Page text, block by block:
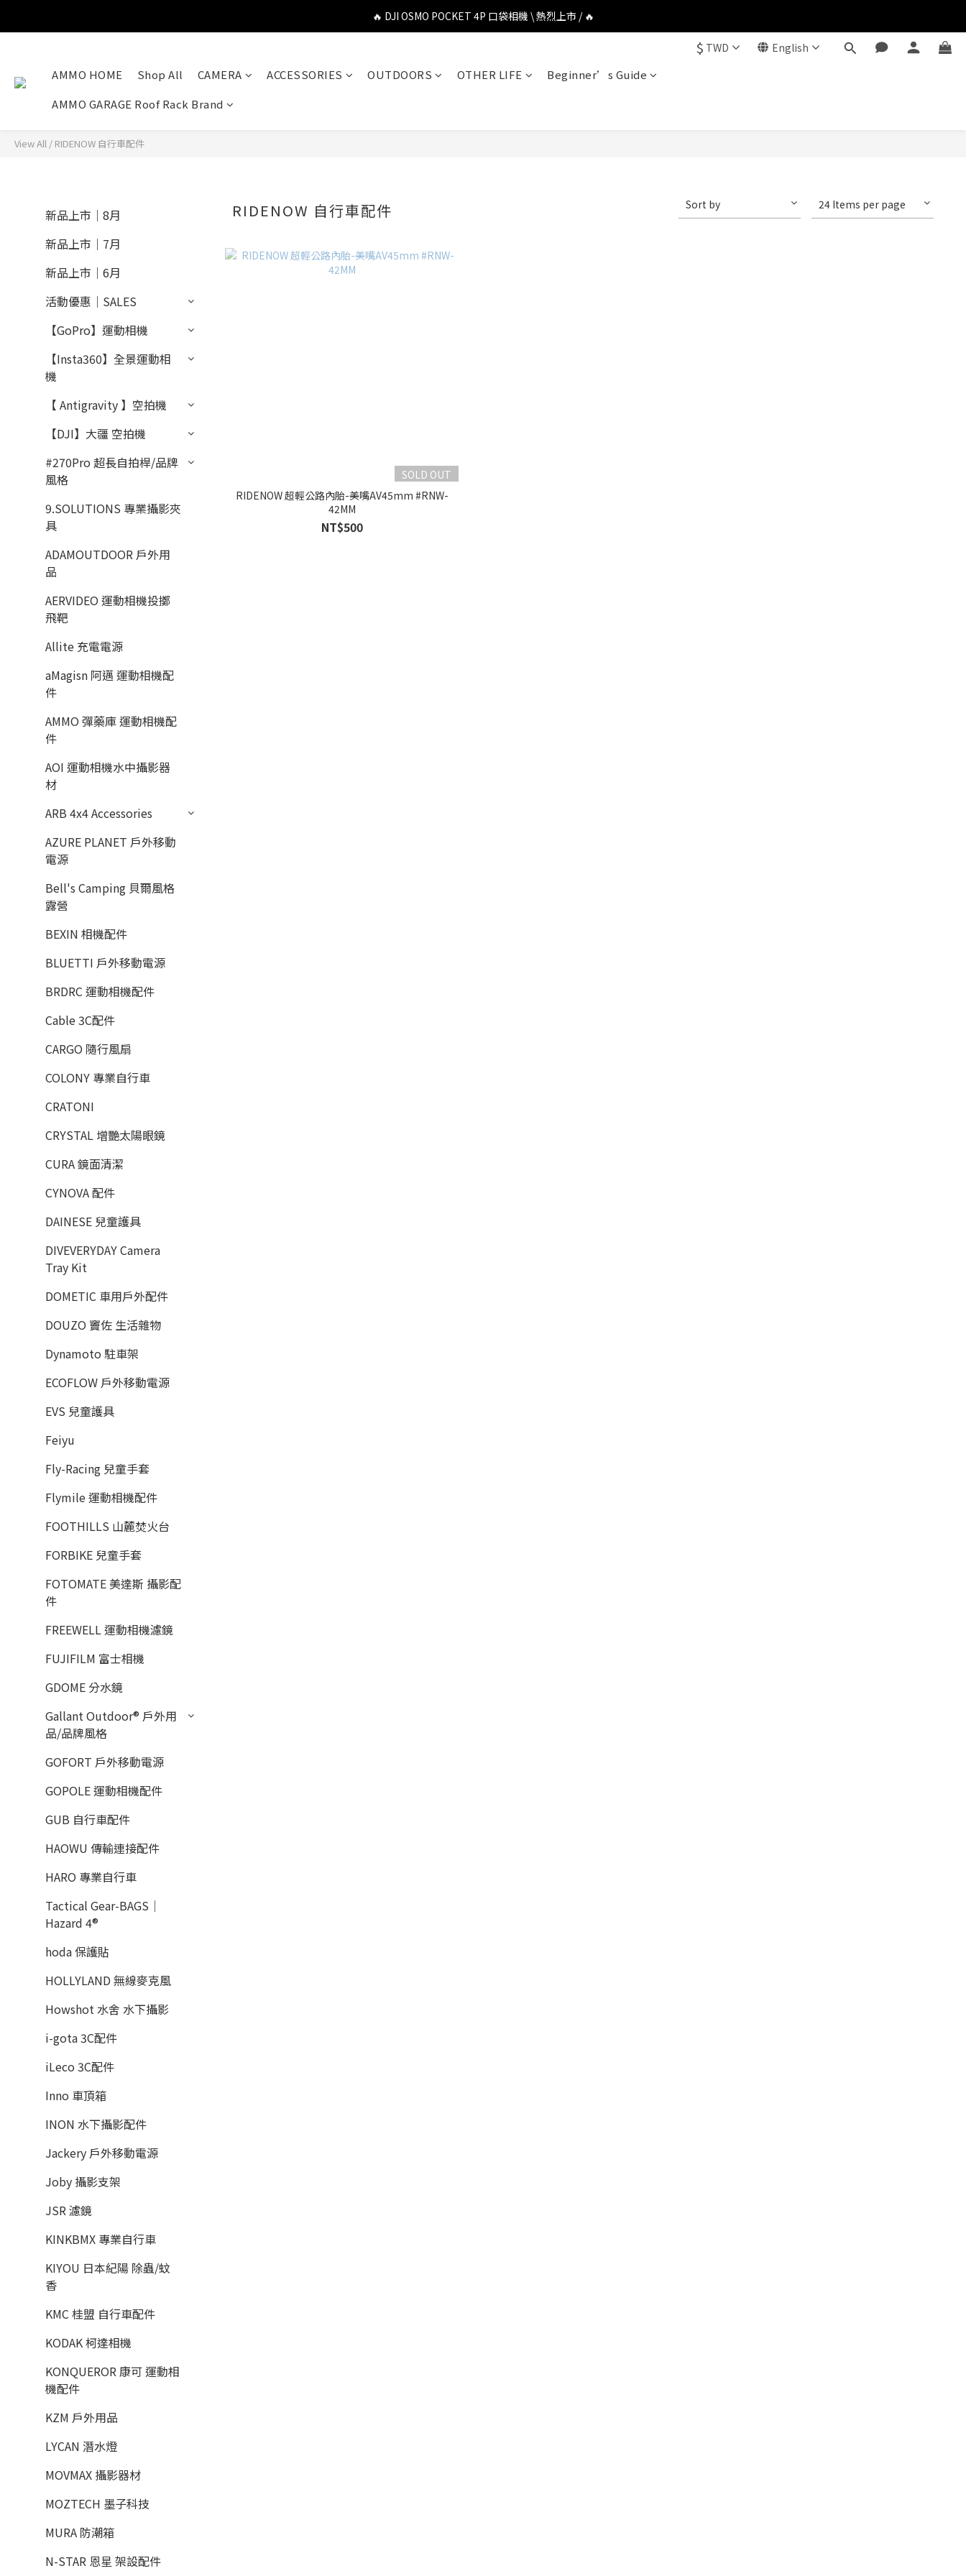
🔥 DJI OSMO POCKET 4P 口袋相機 \ 熱烈上市 / 🔥
🔥 DJI OSMO POCKET 4P 口袋相機 \ 熱烈上市 / 🔥
🔥 Insta360 GO Ultra Hello Kitty 聯名限定套裝 \ 時尚上市 / 🔥
$ TWD English
AMMO HOME Shop All CAMERA ACCESSORIES OUTDOORS OTHER LIFE
Beginner’s Guide
AMMO GARAGE Roof Rack Brand
View All / RIDENOW 自行車配件
新品上市｜8月
新品上市｜7月
新品上市｜6月
活動優惠｜SALES
【GoPro】運動相機
【Insta360】全景運動相
機
【 Antigravity 】空拍機
【DJI】大疆 空拍機
#270Pro 超長自拍桿/品牌
風格
9.SOLUTIONS 專業攝影夾
具
ADAMOUTDOOR 戶外用
品
AERVIDEO 運動相機投擲
飛靶
Allite 充電電源
aMagisn 阿邁 運動相機配
件
AMMO 彈藥庫 運動相機配
件
AOI 運動相機水中攝影器
材
ARB 4x4 Accessories
AZURE PLANET 戶外移動
電源
Bell's Camping 貝爾風格
露營
BEXIN 相機配件
BLUETTI 戶外移動電源
BRDRC 運動相機配件
Cable 3C配件
CARGO 隨行風扇
COLONY 專業自行車
CRATONI
CRYSTAL 增艷太陽眼鏡
CURA 鏡面清潔
CYNOVA 配件
DAINESE 兒童護具
DIVEVERYDAY Camera
Tray Kit
DOMETIC 車用戶外配件
DOUZO 竇佐 生活雜物
Dynamoto 駐車架
ECOFLOW 戶外移動電源
EVS 兒童護具
Feiyu
Fly-Racing 兒童手套
Flymile 運動相機配件
FOOTHILLS 山麓焚火台
FORBIKE 兒童手套
FOTOMATE 美達斯 攝影配
件
FREEWELL 運動相機濾鏡
FUJIFILM 富士相機
GDOME 分水鏡
Gallant Outdoor®️ 戶外用
品/品牌風格
GOFORT 戶外移動電源
GOPOLE 運動相機配件
GUB 自行車配件
HAOWU 傳輸連接配件
HARO 專業自行車
Tactical Gear-BAGS｜
Hazard 4®
hoda 保護貼
HOLLYLAND 無線麥克風
Howshot 水舍 水下攝影
i-gota 3C配件
iLeco 3C配件
Inno 車頂箱
INON 水下攝影配件
Jackery 戶外移動電源
Joby 攝影支架
JSR 濾鏡
KINKBMX 專業自行車
KIYOU 日本紀陽 除蟲/蚊
香
KMC 桂盟 自行車配件
KODAK 柯達相機
KONQUEROR 康可 運動相
機配件
KZM 戶外用品
LYCAN 潛水燈
MOVMAX 攝影器材
MOZTECH 墨子科技
MURA 防潮箱
N-STAR 恩星 架設配件
RIDENOW 自行車配件 Sort by 24 Items per page
SOLD OUT
RIDENOW 超輕公路內胎-美嘴AV45mm #RNW-
42MM
NT$500